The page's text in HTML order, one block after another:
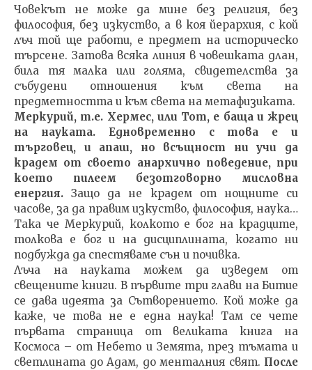
Човекът не може да мине без религия, без
философия, без изкуство, а в коя йерархия, с кой
лъч той ще работи, е предмет на историческо
търсене. Затова всяка линия в човешката длан,
била тя малка или голяма, свидетелства за
събудени отношения към света на
предметността и към света на метафизиката.
Меркурий, т.е. Хермес, или Тот, е баща и жрец
на науката. Едновременно с това е и
търговец, и апаш, но всъщност ни учи да
крадем от своето анархично поведение, при
което пилеем безотговорно мисловна
енергия. Защо да не крадем от нощните си
часове, за да правим изкуство, философия, наука…
Така че Меркурий, колкото е бог на крадците,
толкова е бог и на дисциплината, когато ни
подбужда да спестяваме сън и почивка.
Лъча на науката можем да изведем от
свещените книги. В първите три глави на Битие
се дава идеята за Сътворението. Кой може да
каже, че това не е една наука! Там се чете
първата страница от великата книга на
Космоса – от Небето и Земята, през тъмата и
светлината до Адам, до менталния свят. После